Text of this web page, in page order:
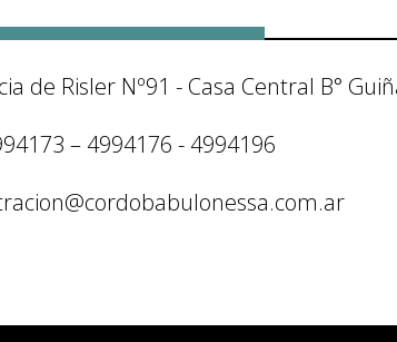
de Risler Nº91 - Casa Central B°
– 4994176 - 4994196